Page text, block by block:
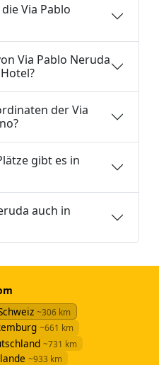
Via Pablo
Via Pablo Neruda
der Via
gibt es in
auch in
~306 km
~661 km
~731 km
~933 km